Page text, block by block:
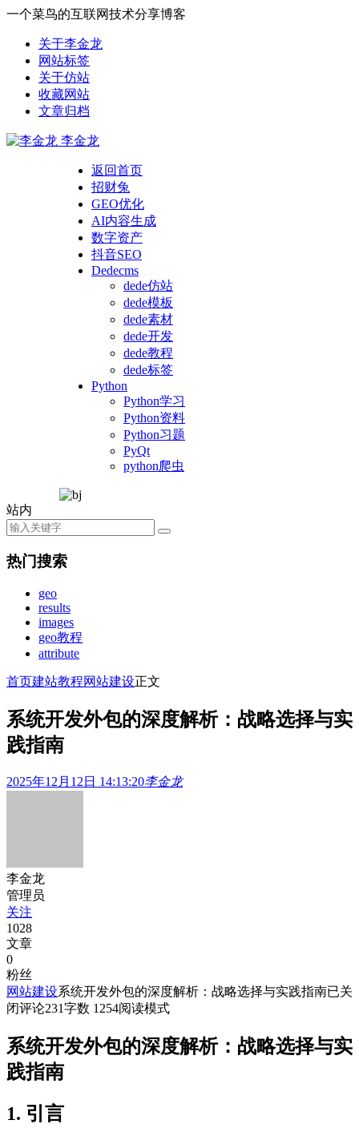
一个菜鸟的互联网技术分享博客
关于李金龙
网站标签
关于仿站
收藏网站
文章归档
李金龙
返回首页
招财兔
GEO优化
AI内容生成
数字资产
抖音SEO
Dedecms
dede仿站
dede模板
dede素材
dede开发
dede教程
dede标签
Python
Python学习
Python资料
Python习题
PyQt
python爬虫
站内
热门搜索
geo
results
images
geo教程
attribute
首页建站教程网站建设正文
系统开发外包的深度解析：战略选择与实
践指南
2025年12月12日 14:13:20李金龙
李金龙
管理员
关注
1028
文章
0
粉丝
网站建设系统开发外包的深度解析：战略选择与实践指南已关
闭评论231字数 1254阅读模式
系统开发外包的深度解析：战略选择与实
践指南
1. 引言